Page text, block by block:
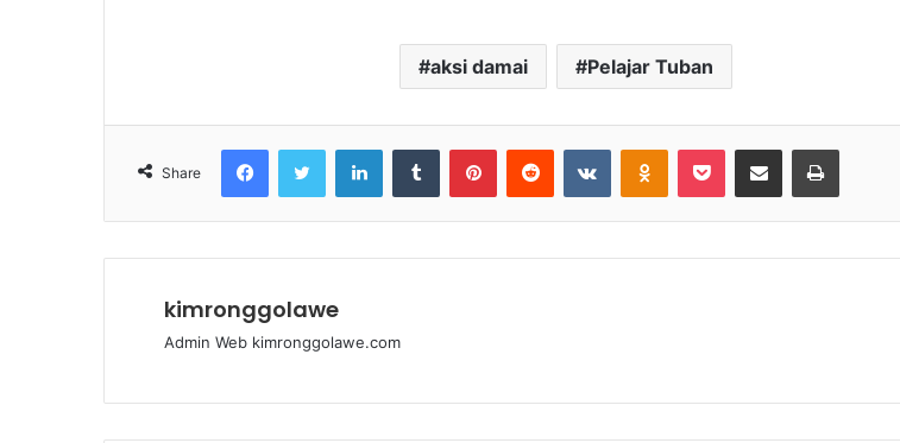
aksi damai Pelajar Tuban
Share
kimronggolawe
Admin Web kimronggolawe.com